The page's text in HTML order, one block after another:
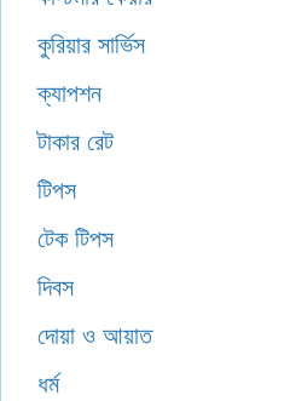
কুরিয়ার সার্ভিস
ক্যাপশন
টাকার রেট
টিপস
টেক টিপস
দিবস
দোয়া ও আয়াত
ধর্ম